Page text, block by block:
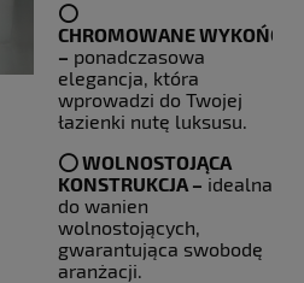
⭕️
CHROMOWANE
– ponadczasowa
elegancja, która
wprowadzi do Twojej
łazienki nutę luksusu.
⭕️WOLNOSTOJĄCA
KONSTRUKCJA – idealna
do wanien
wolnostojących,
gwarantująca swobodę
aranżacji.